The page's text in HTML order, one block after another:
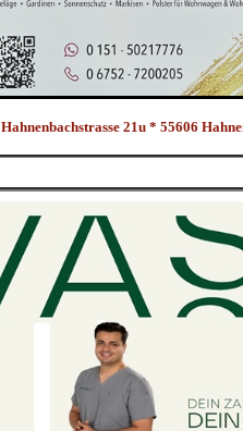
Hahnenbachstrasse 21u * 55606